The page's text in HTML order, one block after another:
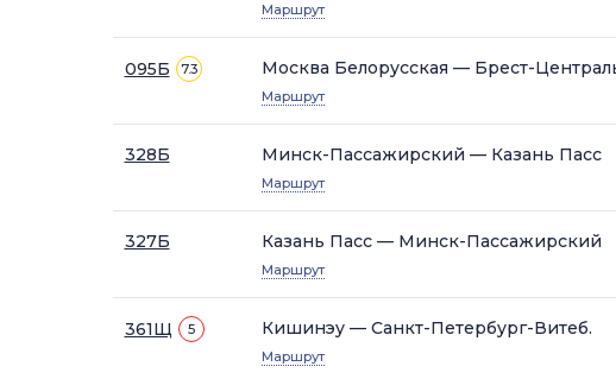
Маршрут
095Б 7.3 Москва Белорусская — Брест-
Маршрут
328Б Минск-Пассажирский — Казань Пасс
Маршрут
327Б Казань Пасс — Минск-Пассажирский
Маршрут
361Щ 5 Кишинэу — Санкт-Петербург-Витеб.
Маршрут